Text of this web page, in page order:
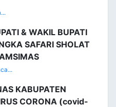
& WAKIL BUPATI
SAFARI SHOLAT
KABUPATEN
CORONA (covid-